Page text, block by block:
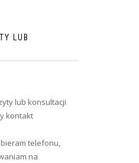
LUB
lub konsultacji
kontakt
telefonu,
na